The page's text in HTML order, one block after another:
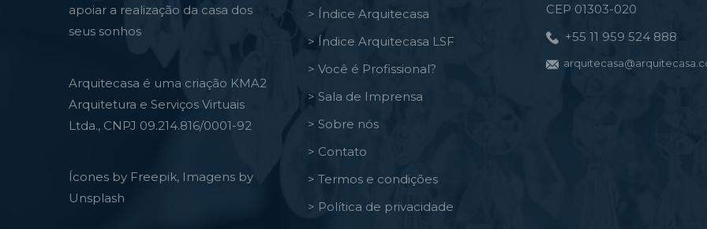
apoiar a realização da casa dos
seus sonhos
Arquitecasa é uma criação KMA2
Arquitetura e Serviços Virtuais
Ltda., CNPJ 09.214.816/0001-92
Ícones by Freepik, Imagens by
Unsplash
> Índice Arquitecasa
> Índice Arquitecasa LSF
> Você é Profissional?
> Sala de Imprensa
> Sobre nós
> Contato
> Termos e condições
> Política de privacidade
CEP 01303-020
+55 11 959 524 888